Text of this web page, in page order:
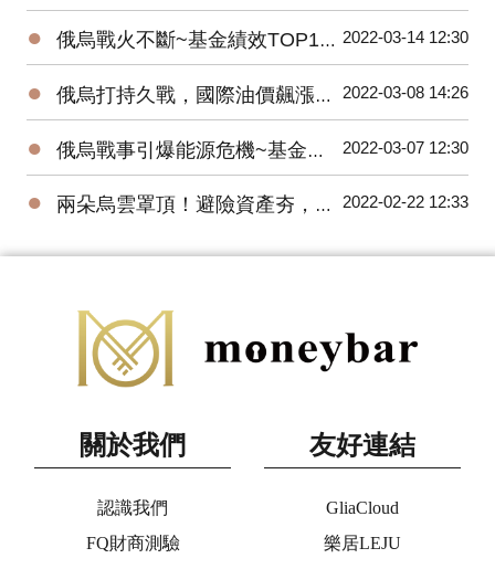
● 俄烏戰火不斷~基金績效TOP10，貴金屬價格狂飆！ 2022-03-14 12:30
● 俄烏打持久戰，國際油價飆漲，原油ETF績效驚人 2022-03-08 14:26
● 俄烏戰事引爆能源危機~基金績效TOP10，天然資源基金價格創新高！ 2022-03-07 12:30
● 兩朵烏雲罩頂！避險資產夯，黃金ETF績效閃亮 2022-02-22 12:33
關於我們
認識我們
FQ財商測驗
友好連結
GliaCloud
樂居LEJU